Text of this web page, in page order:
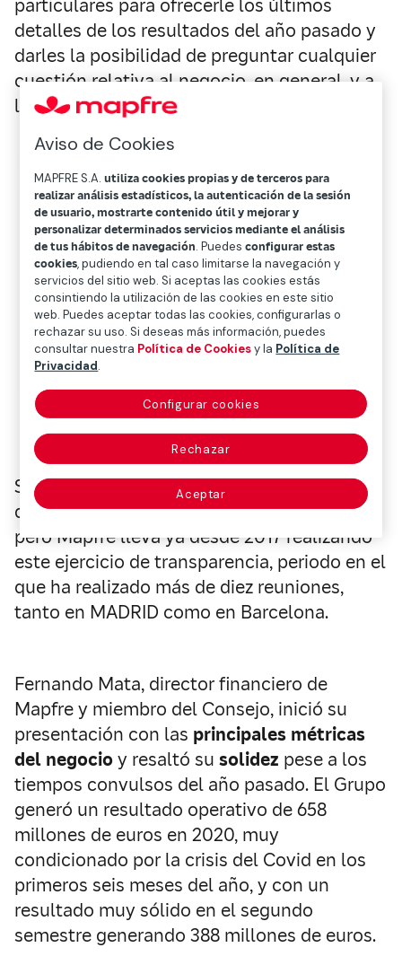
particulares para ofrecerle los últimos
detalles de los resultados del año pasado y
darles la posibilidad de preguntar cualquier
cuestión relativa al negocio, en general, y a
la evolución de la acción, en particular.
Se trata de la segunda presentación online,
dadas las circunstancias de la pandemia,
pero Mapfre lleva ya desde 2017 realizando
este ejercicio de transparencia, periodo en el
que ha realizado más de diez reuniones,
tanto en MADRID como en Barcelona.
Fernando Mata, director financiero de
Mapfre y miembro del Consejo, inició su
presentación con las principales métricas
del negocioy resaltó su solidez pese a los
tiempos convulsos del año pasado. El Grupo
generó un resultado operativo de 658
millones de euros en 2020, muy
condicionado por la crisis del Covid en los
primeros seis meses del año, y con un
resultado muy sólido en el segundo
semestre generando 388 millones de euros.
Aviso de Cookies
MAPFRE S.A.utiliza cookies propias y de terceros para
realizar análisis estadísticos, la autenticación de la sesión
de usuario, mostrarte contenido útil y mejorar y
personalizar determinados servicios mediante el análisis
de tus hábitos de navegación. Puedesconfigurar estas
cookies, pudiendo en tal caso limitarse la navegación y
servicios del sitio web. Si aceptas las cookies estás
consintiendo la utilización de las cookies en este sitio
web. Puedes aceptar todas las cookies, configurarlas o
rechazar su uso. Si deseas más información, puedes
consultar nuestra Política de Cookiesy la Política de
Privacidad.
Configurar cookies
Rechazar
Aceptar